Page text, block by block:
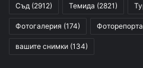
Съд (2912) Темида (2821)
Фотогалерия (174)
вашите снимки (134)